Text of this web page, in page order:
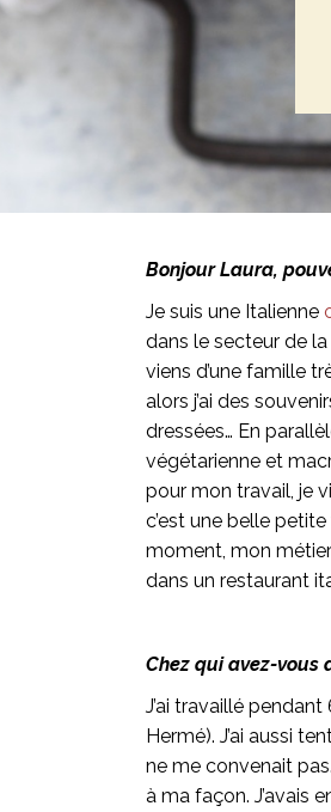
Bonjour Laura,
Je suis une Italienne
dans le secteur de
viens d’une famille
alors j’ai des
dressées… En
végétarienne et
pour mon travail, je
c’est une belle
moment, mon métier
dans un restaurant
Chez qui avez-vous
J’ai travaillé
Hermé). J’ai aussi
ne me convenait
à ma façon. J’avais